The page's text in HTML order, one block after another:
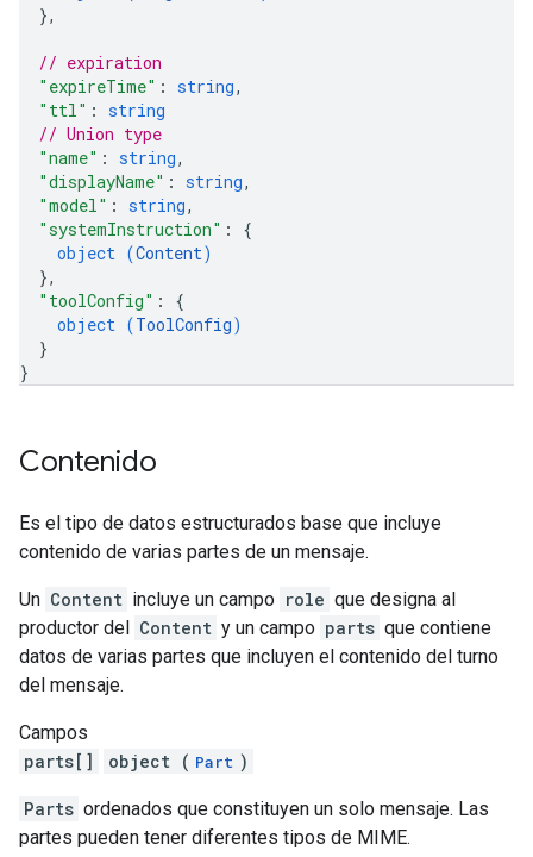
},
// expiration
"expireTime" : string,
"ttl" : string
// Union type
"name" : string,
"displayName" : string,
"model" : string,
"systemInstruction" : {
object (Content)
},
"toolConfig" : {
object (ToolConfig)
}
}
Contenido
Es el tipo de datos estructurados base que incluye
contenido de varias partes de un mensaje.
Un Content incluye un campo role que designa al
productor del Content y un campo parts que contiene
datos de varias partes que incluyen el contenido del turno
del mensaje.
Campos
parts[]
object ( Part )
Parts ordenados que constituyen un solo mensaje. Las
partes pueden tener diferentes tipos de MIME.